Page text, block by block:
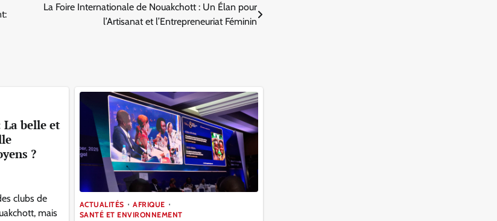
La Foire Internationale de Nouakchott : Un Élan pour
l’Artisanat et l’Entrepreneuriat Féminin
belle et
?
clubs de
mais
ACTUALITÉS
AFRIQUE
SANTÉ ET ENVIRONNEMENT